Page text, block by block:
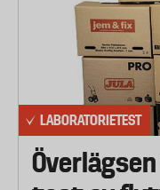
LABORATORIETEST